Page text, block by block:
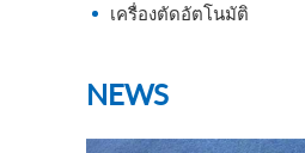
เครื่องตัดอัตโนมัติ
NEWS